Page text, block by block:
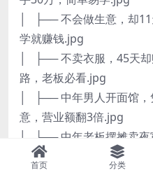
│ ├── 不会做生意，却
学就赚钱.jpg
│ ├── 不卖衣服，45天
路，老板必看.jpg
│ ├── 中年男人开面馆，
意，营业额翻3倍.jpg
│ ├── 中年老板摆摊卖夜
万，你也可以.jpg
首页 分类